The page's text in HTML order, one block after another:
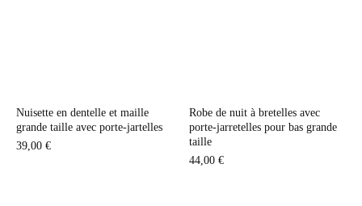
Nuisette en dentelle et maille
grande taille avec porte-jartelles
39,00 €
Robe de nuit à bretelles avec
porte-jarretelles pour bas grande
taille
44,00 €